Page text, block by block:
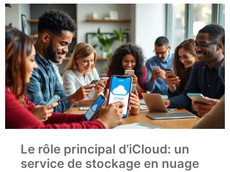
Le rôle principal d’iCloud: un
service de stockage en nuage